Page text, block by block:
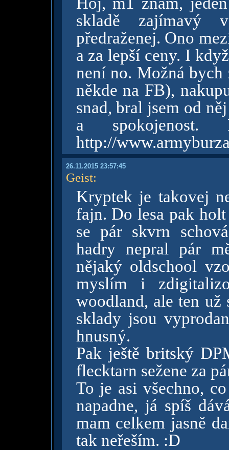
skladě
předraženej. Ono
a za lepší ceny. I
není no. Možná
někde na FB),
snad, bral jsem od
a spokojenost.
http://
26.11.2015 23:57:45
Geist:
Kryptek je takovej
fajn. Do lesa pak
se pár skvrn
hadry nepral pár
nějaký oldschool
myslím i
woodland, ale ten už
sklady jsou
hnusný.
Pak ještě britský
flecktarn sežene za
To je asi všechno,
napadne, já spíš
mam celkem jasně
tak neřeším. :D